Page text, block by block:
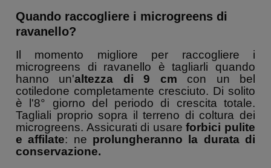
Quando raccogliere i microgreens di
ravanello?
Il momento migliore per raccogliere i
microgreens di ravanello è tagliarli quando
hanno un'altezza di 9 cm con un bel
cotiledone completamente cresciuto. Di solito
è l'8° giorno del periodo di crescita totale.
Tagliali proprio sopra il terreno di coltura dei
microgreens. Assicurati di usareforbici pulite
e affilate: ne prolungheranno la durata di
conservazione.